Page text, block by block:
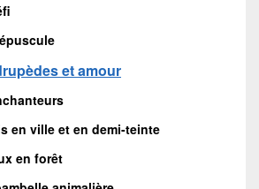
et amour
en ville et en demi-teinte
en forêt